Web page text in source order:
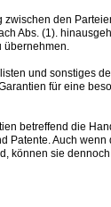
zwischen den
Abs. (1).
übernehmen.
und sonstiges
für eine
betreffend die
Patente. Auch
können sie